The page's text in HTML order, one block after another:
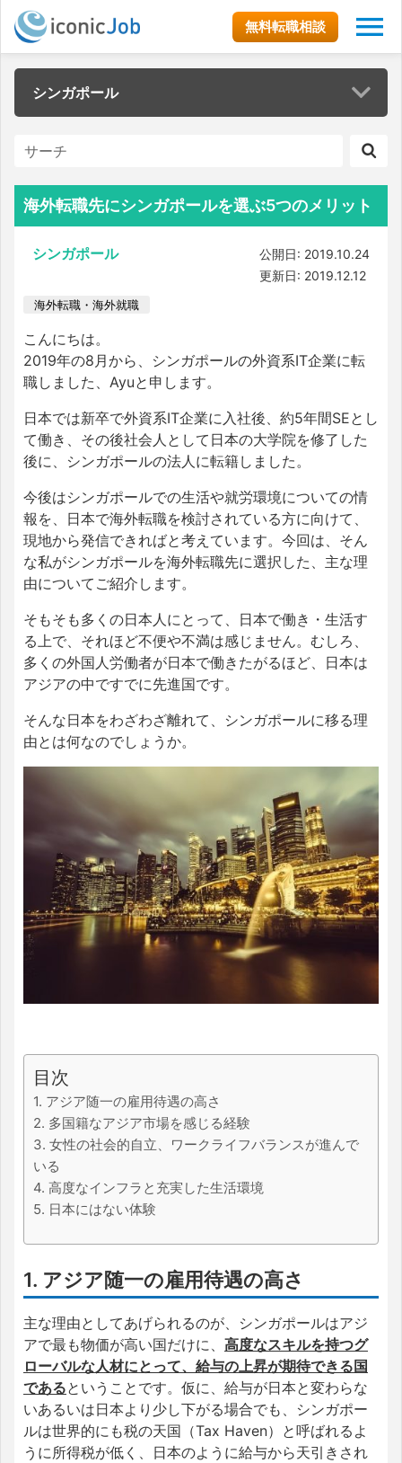
無料転職相談
シンガポール
海外転職先にシンガポールを選ぶ5つのメリット
シンガポール
公開日: 2019.10.24
更新日: 2019.12.12
海外転職・海外就職
こんにちは。
2019年の8月から、シンガポールの外資系IT企業に転
職しました、Ayuと申します。
日本では新卒で外資系IT企業に入社後、約5年間SEとし
て働き、その後社会人として日本の大学院を修了した
後に、シンガポールの法人に転籍しました。
今後はシンガポールでの生活や就労環境についての情
報を、日本で海外転職を検討されている方に向けて、
現地から発信できればと考えています。今回は、そん
な私がシンガポールを海外転職先に選択した、主な理
由についてご紹介します。
そもそも多くの日本人にとって、日本で働き・生活す
る上で、それほど不便や不満は感じません。むしろ、
多くの外国人労働者が日本で働きたがるほど、日本は
アジアの中ですでに先進国です。
そんな日本をわざわざ離れて、シンガポールに移る理
由とは何なのでしょうか。
目次
1. アジア随一の雇用待遇の高さ
2. 多国籍なアジア市場を感じる経験
3. 女性の社会的自立、ワークライフバランスが進んで
いる
4. 高度なインフラと充実した生活環境
5. 日本にはない体験
1. アジア随一の雇用待遇の高さ
主な理由としてあげられるのが、シンガポールはアジ
アで最も物価が高い国だけに、 高度なスキルを持つグ
ローバルな人材にとって、給与の上昇が期待できる国
であるということです。仮に、給与が日本と変わらな
いあるいは日本より少し下がる場合でも、シンガポー
ルは世界的にも税の天国（Tax Haven）と呼ばれるよ
うに所得税が低く、日本のように給与から天引きされ